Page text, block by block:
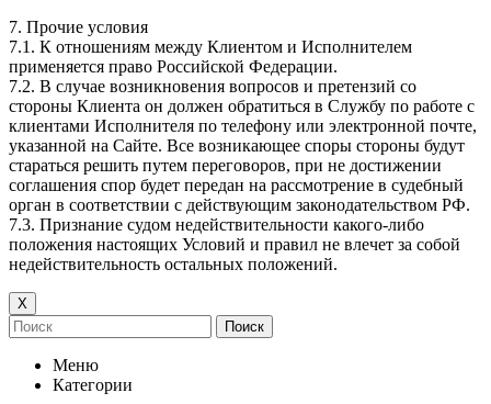
7. Прочие условия
7.1. К отношениям между Клиентом и Исполнителем
применяется право Российской Федерации.
7.2. В случае возникновения вопросов и претензий со
стороны Клиента он должен обратиться в Службу по работе с
клиентами Исполнителя по телефону или электронной почте,
указанной на Сайте. Все возникающее споры стороны будут
стараться решить путем переговоров, при не достижении
соглашения спор будет передан на рассмотрение в судебный
орган в соответствии с действующим законодательством РФ.
7.3. Признание судом недействительности какого-либо
положения настоящих Условий и правил не влечет за собой
недействительность остальных положений.
Х
Поиск
Меню
Категории